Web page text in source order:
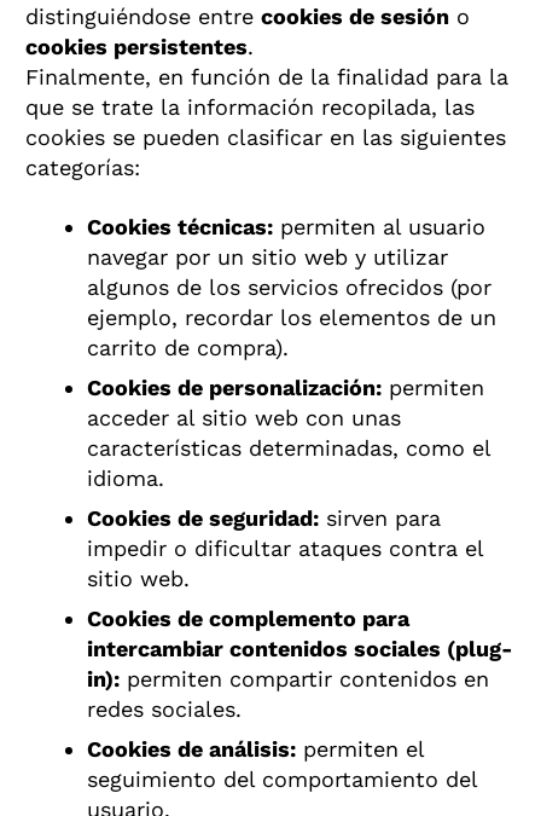
distinguiéndose entre cookies de sesión o
cookies persistentes.
Finalmente, en función de la finalidad para la
que se trate la información recopilada, las
cookies se pueden clasificar en las siguientes
categorías:
Cookies técnicas: permiten al usuario
navegar por un sitio web y utilizar
algunos de los servicios ofrecidos (por
ejemplo, recordar los elementos de un
carrito de compra).
Cookies de personalización: permiten
acceder al sitio web con unas
características determinadas, como el
idioma.
Cookies de seguridad: sirven para
impedir o dificultar ataques contra el
sitio web.
Cookies de complemento para
intercambiar contenidos sociales (plug-
in): permiten compartir contenidos en
redes sociales.
Cookies de análisis: permiten el
seguimiento del comportamiento del
usuario.